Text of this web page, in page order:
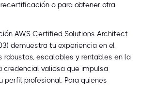
o para obtener otra
AWS Certified Solutions Architect
demuestra tu experiencia en el
robustas, escalables y rentables en la
credencial valiosa que impulsa
profesional. Para quienes